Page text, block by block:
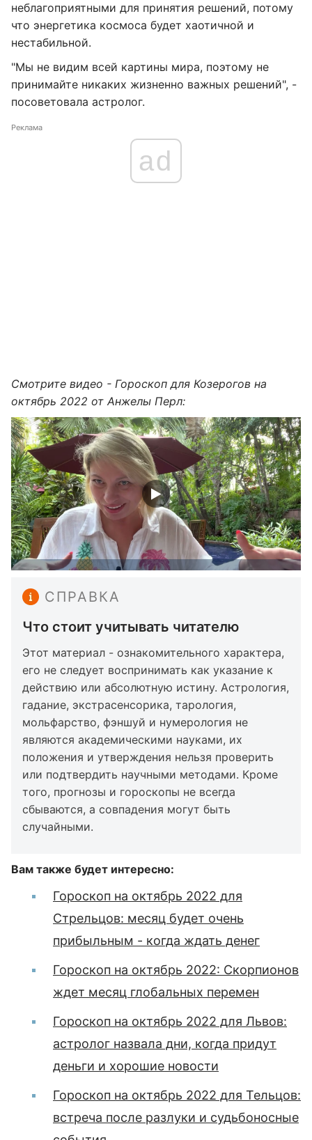
неблагоприятными для принятия решений, потому
что энергетика космоса будет хаотичной и
нестабильной.
"Мы не видим всей картины мира, поэтому не
принимайте никаких жизненно важных решений", -
посоветовала астролог.
Реклама
ad
Смотрите видео - Гороскоп для Козерогов на
октябрь 2022 от Анжелы Перл:
СПРАВКА
Что стоит учитывать читателю
Этот материал - ознакомительного характера,
его не следует воспринимать как указание к
действию или абсолютную истину. Астрология,
гадание, экстрасенсорика, тарология,
мольфарство, фэншуй и нумерология не
являются академическими науками, их
положения и утверждения нельзя проверить
или подтвердить научными методами. Кроме
того, прогнозы и гороскопы не всегда
сбываются, а совпадения могут быть
случайными.
Вам также будет интересно:
Гороскоп на октябрь 2022 для
Стрельцов: месяц будет очень
прибыльным - когда ждать денег
Гороскоп на октябрь 2022: Скорпионов
ждет месяц глобальных перемен
Гороскоп на октябрь 2022 для Львов:
астролог назвала дни, когда придут
деньги и хорошие новости
Гороскоп на октябрь 2022 для Тельцов:
встреча после разлуки и судьбоносные